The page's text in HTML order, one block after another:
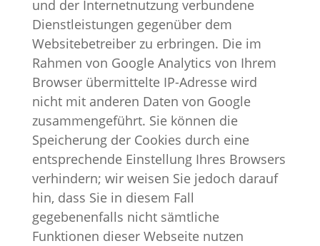
und der Internetnutzung verbundene
Dienstleistungen gegenüber dem
Websitebetreiber zu erbringen. Die im
Rahmen von Google Analytics von Ihrem
Browser übermittelte IP-Adresse wird
nicht mit anderen Daten von Google
zusammengeführt. Sie können die
Speicherung der Cookies durch eine
entsprechende Einstellung Ihres Browsers
verhindern; wir weisen Sie jedoch darauf
hin, dass Sie in diesem Fall
gegebenenfalls nicht sämtliche
Funktionen dieser Webseite nutzen